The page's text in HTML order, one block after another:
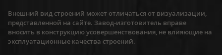
Внешний вид строений может отличаться от визуализации,
представленной на сайте. Завод-изготовитель вправе
вносить в конструкцию усовершенствования, не влияющие на
эксплуатационные качества строений.